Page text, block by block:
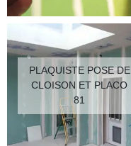
PLAQUISTE POSE DE
CLOISON ET PLACO
81